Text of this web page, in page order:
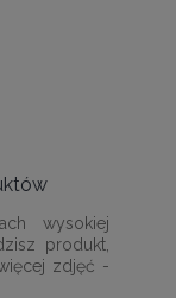
wysokiej
produkt,
zdjęć -